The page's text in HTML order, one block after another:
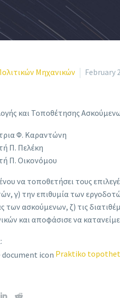
Μηχανικών February
και Τοποθέτησης
Φ. Καραντώνη
Π. Πελέκη
Π. Οικονόμου
να τοποθετήσει τους
γ) την επιθυμία των
των ασκούμενων, ζ) τις
και αποφάσισε να
Praktiko